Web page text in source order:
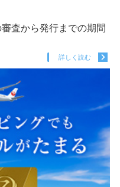
査から発行までの期間
詳しく読む